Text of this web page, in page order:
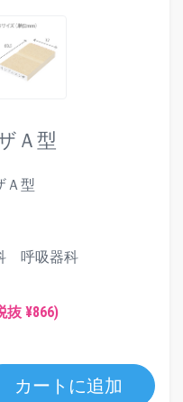
Ａ型
Ａ型
呼吸器科
抜 ¥866)
カートに追加